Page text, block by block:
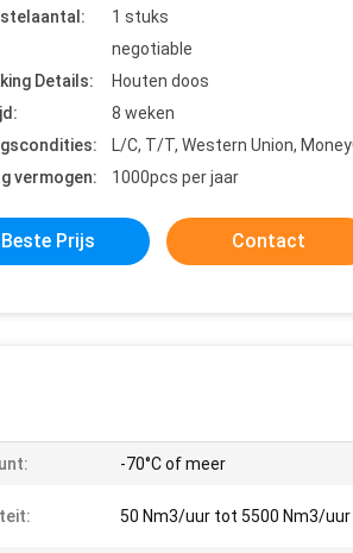
1 stuks
negotiable
Details:
Houten doos
8 weken
L/C, T/T, Western Union,
vermogen:
1000pcs per jaar
Beste Prijs Contact
-70°C of meer
50 Nm3/uur tot 5500 Nm3/uur